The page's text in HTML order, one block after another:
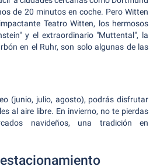
de 20 minutos en coche. Pero Witten
Teatro Witten, los hermosos
y el extraordinario "Muttental", la
en el Ruhr, son solo algunas de las
(junio, julio, agosto), podrás disfrutar
al aire libre. En invierno, no te pierdas
navideños, una tradición en